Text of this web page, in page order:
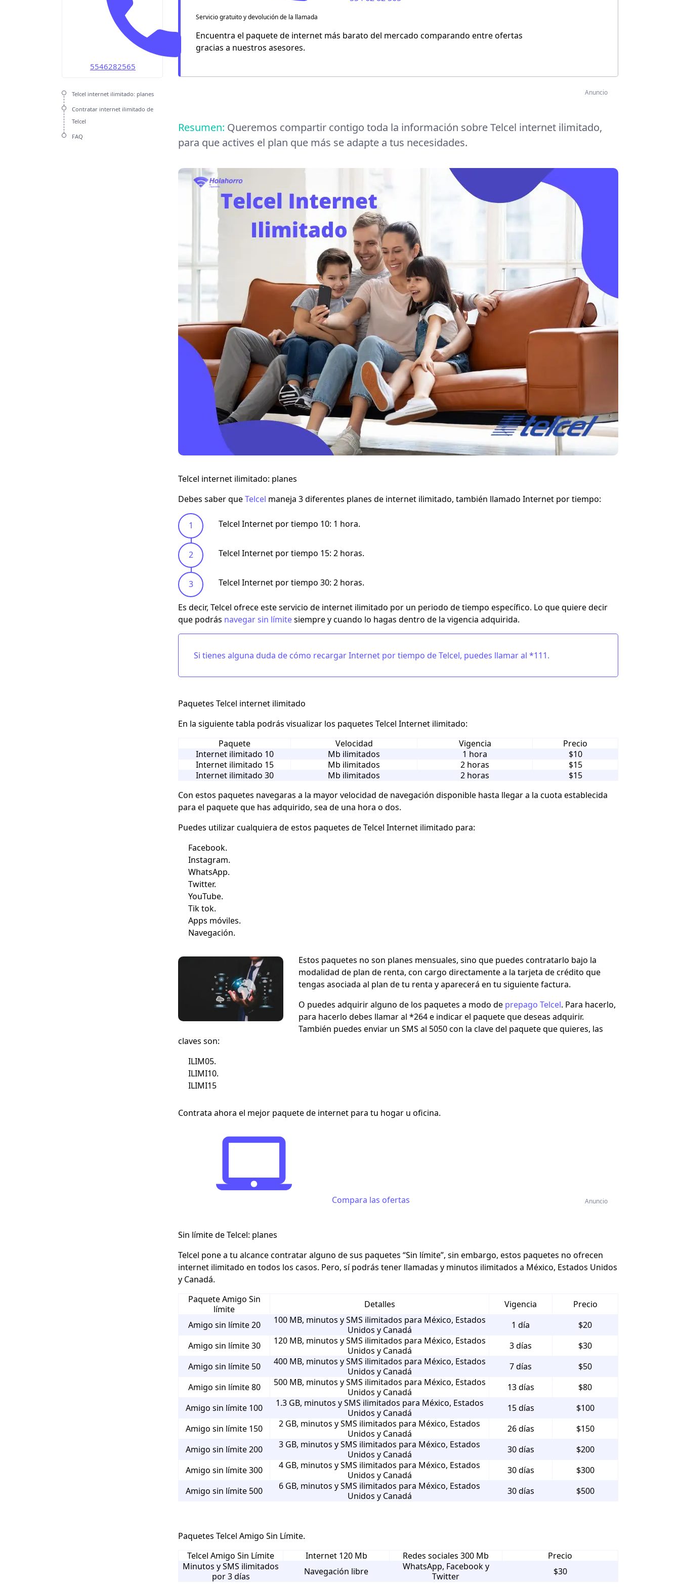
Unefon
Flash Mobile
Weex
5546282565
Telcel internet ilimitado: planes
Contratar internet ilimitado de
Telcel
FAQ
Servicio gratuito y devolución de la llamada
Encuentra el paquete de internet más barato del mercado comparando entre ofertas
gracias a nuestros asesores.
Anuncio
Resumen: Queremos compartir contigo toda la información sobre Telcel internet ilimitado,
para que actives el plan que más se adapte a tus necesidades.
Telcel internet ilimitado: planes
Debes saber queTelcel maneja 3 diferentes planes de internet ilimitado, también llamado Internet por tiempo:
Telcel Internet por tiempo 10: 1 hora.
Telcel Internet por tiempo 15: 2 horas.
Telcel Internet por tiempo 30: 2 horas.
Es decir, Telcel ofrece este servicio de internet ilimitado por un periodo de tiempo específico. Lo que quiere decir
que podrás navegar sin límitesiempre y cuando lo hagas dentro de la vigencia adquirida.
Si tienes alguna duda de cómo recargarInternet por tiempo de Telcel, puedes llamar al *111.
Paquetes Telcel internet ilimitado
En la siguiente tabla podrás visualizar los paquetes Telcel Internet ilimitado:
Paquete
Velocidad Vigencia
Precio
Internet ilimitado 10
Mb ilimitados 1 hora
$10
Internet ilimitado 15
Mb ilimitados 2 horas
$15
Internet ilimitado 30
Mb ilimitados 2 horas
$15
Con estos paquetes navegaras a la mayor velocidad de navegación disponible hasta llegar a la cuota establecida
para el paquete que has adquirido, sea de una hora o dos.
Puedes utilizar cualquiera de estos paquetes de Telcel Internet ilimitado para:
Facebook.
Instagram.
WhatsApp.
Twitter.
YouTube.
Tik tok.
Apps móviles.
Navegación.
Estos paquetes no son planes mensuales, sino que puedes contratarlo bajo la
modalidad de plan de renta, con cargo directamente a la tarjeta de crédito que
tengas asociada al plan de tu renta y aparecerá en tu siguiente factura.
O puedes adquirir alguno de los paquetes a modo de prepago Telcel. Para hacerlo,
para hacerlo debes llamar al *264 e indicar el paquete que deseas adquirir.
También puedes enviar un SMS al 5050 con la clave del paquete que quieres, las
claves son:
ILIM05.
ILIMI10.
ILIMI15
Contrata ahora el mejor paquete de internet para tu hogar u oficina.
Compara las ofertas Anuncio
Sin límite de Telcel: planes
Telcel pone a tu alcance contratar alguno de sus paquetes “Sin límite”, sin embargo, estos paquetes no ofrecen
internet ilimitado en todos los casos. Pero, sí podrás tener llamadas y minutos ilimitados a México, Estados Unidos
y Canadá.
Paquete Amigo Sin
límite
Detalles Vigencia
Precio
Amigo sin límite 20
100 MB, minutos y SMS ilimitados para México, Estados
Unidos y Canadá
1 día
$20
Amigo sin límite 30
120 MB, minutos y SMS ilimitados para México, Estados
Unidos y Canadá
3 días
$30
Amigo sin límite 50
400 MB, minutos y SMS ilimitados para México, Estados
Unidos y Canadá
7 días
$50
Amigo sin límite 80
500 MB, minutos y SMS ilimitados para México, Estados
Unidos y Canadá
13 días
$80
Amigo sin límite 100
1.3 GB, minutos y SMS ilimitados para México, Estados
Unidos y Canadá
15 días
$100
Amigo sin límite 150
2 GB, minutos y SMS ilimitados para México, Estados
Unidos y Canadá
26 días
$150
Amigo sin límite 200
3 GB, minutos y SMS ilimitados para México, Estados
Unidos y Canadá
30 días
$200
Amigo sin límite 300
4 GB, minutos y SMS ilimitados para México, Estados
Unidos y Canadá
30 días
$300
Amigo sin límite 500
6 GB, minutos y SMS ilimitados para México, Estados
Unidos y Canadá
30 días $500
Paquetes Telcel Amigo Sin Límite.
Telcel Amigo Sin Límite
Internet 120 Mb Redes sociales 300 Mb
Precio
Minutos y SMS ilimitados
por 3 días
Navegación libre
WhatsApp, Facebook y
Twitter
$30